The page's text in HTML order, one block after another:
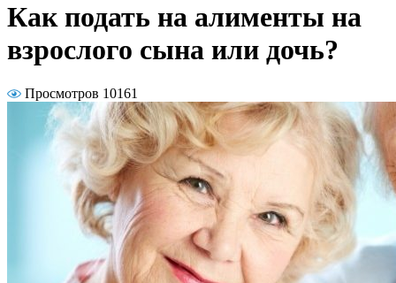
Как подать на алименты на
взрослого сына или дочь?
Просмотров 10161